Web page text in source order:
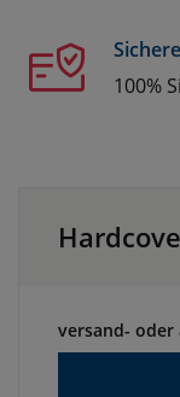
100%
versand-